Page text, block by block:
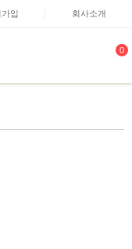
가입 회사소개
0